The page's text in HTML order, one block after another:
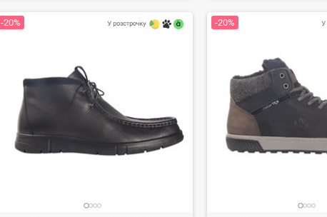
Чоловічі черевики Челсі
еластична щільна гумка на бічній частині. Висота халяви
Спортивні чоловічі черевики
Взуття, яке відмінно підходить до джинсів, курток та парків.
Де купити чоловічі черевики в Україні?
-20% -20%